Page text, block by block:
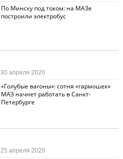
По Минску под током: на МАЗе
построили электробус
«Голубые вагоны»: сотня «гармошек»
МАЗ начнет работать в Санкт-
Петербурге
30 апреля 2020
25 апреля 2020